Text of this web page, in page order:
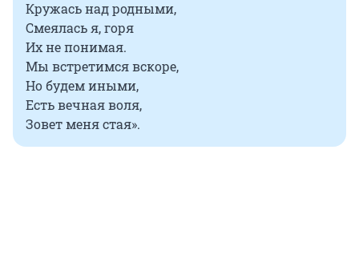
Кружась над родными,
Смеялась я, горя
Их не понимая.
Мы встретимся вскоре,
Но будем иными,
Есть вечная воля,
Зовет меня стая».